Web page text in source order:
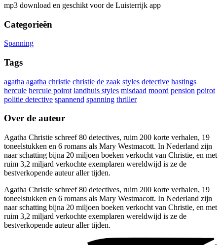
mp3 download en geschikt voor de Luisterrijk app
Categorieën
Spanning
Tags
agatha agatha christie christie de zaak styles detective hastings
hercule hercule poirot landhuis styles misdaad moord pension poirot
politie detective spannend spanning thriller
Over de auteur
Agatha Christie schreef 80 detectives, ruim 200 korte verhalen, 19
toneelstukken en 6 romans als Mary Westmacott. In Nederland zijn
naar schatting bijna 20 miljoen boeken verkocht van Christie, en met
ruim 3,2 miljard verkochte exemplaren wereldwijd is ze de
bestverkopende auteur aller tijden.
Agatha Christie schreef 80 detectives, ruim 200 korte verhalen, 19
toneelstukken en 6 romans als Mary Westmacott. In Nederland zijn
naar schatting bijna 20 miljoen boeken verkocht van Christie, en met
ruim 3,2 miljard verkochte exemplaren wereldwijd is ze de
bestverkopende auteur aller tijden.